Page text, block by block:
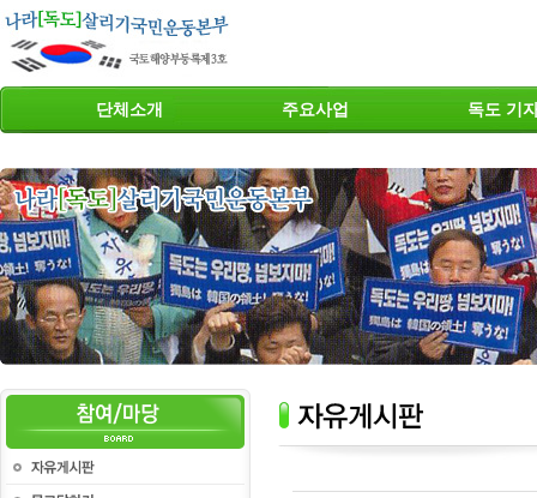
단체소개 주요사업 독도 기